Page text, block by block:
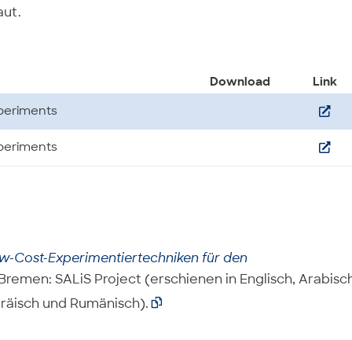
Download
Link


Cost-Experimentiertechniken für den
SALiS Project (erschienen in Englisch,
und Rumänisch). 